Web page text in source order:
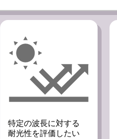
酸素阻害を抑制したい